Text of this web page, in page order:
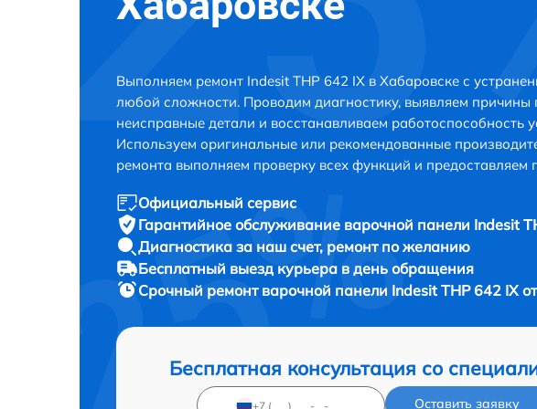
Выполняем ремонт Indesit THP 642 IX в Хабаровске с
любой сложности. Проводим диагностику, выявляем причины
неисправные детали и восстанавливаем работоспособность
Используем оригинальные или рекомендованные
ремонта выполняем проверку всех функций и предоставляем
Официальный сервис
Гарантийное обслуживание варочной панели Indesit
Диагностика за наш счет, ремонт по желанию
Бесплатный выезд курьера в день обращения
Срочный ремонт варочной панели Indesit THP 642 IX
Бесплатная консультация со
Оставить заявку